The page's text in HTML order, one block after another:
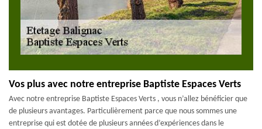
Vos plus avec notre entreprise Baptiste Espaces Verts
Avec notre entreprise Baptiste Espaces Verts , vous n’allez bénéficier que
de plusieurs avantages. Particulièrement parce que nous sommes une
entreprise qui est dotée de plusieurs années d’expériences dans le